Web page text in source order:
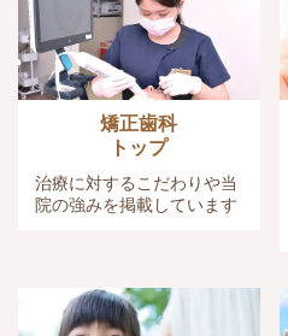
矯正歯科
トップ
治療に対するこだわりや当
院の強みを掲載しています